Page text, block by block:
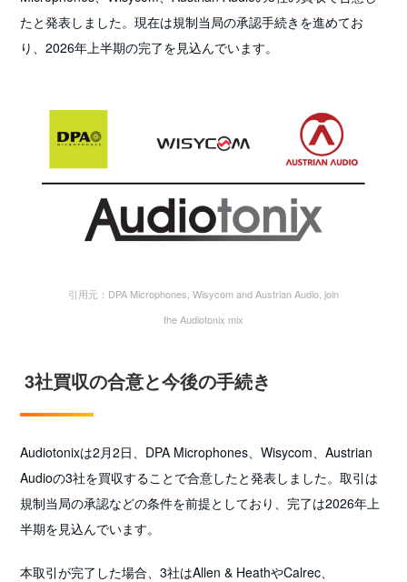
たと発表しました。現在は規制当局の承認手続きを進めてお
り、2026年上半期の完了を見込んでいます。
引用元：DPA Microphones, Wisycom and Austrian Audio, join
the Audiotonix mix
3社買収の合意と今後の手続き
Audiotonixは2月2日、DPA Microphones、Wisycom、Austrian
Audioの3社を買収することで合意したと発表しました。取引は
規制当局の承認などの条件を前提としており、完了は2026年上
半期を見込んでいます。
本取引が完了した場合、3社はAllen & HeathやCalrec、